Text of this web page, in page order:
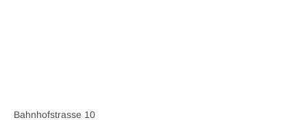
Bahnhofstrasse 10